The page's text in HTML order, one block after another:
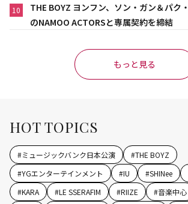
10
THE BOYZ ヨンフン、ソン・ガン＆パク
のNAMOO ACTORSと専属契約を締結
もっと見る
HOT TOPICS
#ミュージックバンク日本公演 #THE BOYZ
#YGエンターテインメント #IU #SHINee
#KARA #LE SSERAFIM #RIIZE #音楽中心